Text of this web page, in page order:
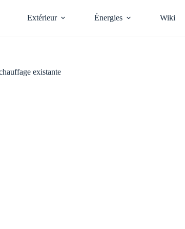
Extérieur Énergies Wiki
existante